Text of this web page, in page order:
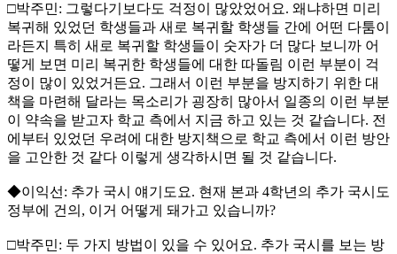
□박주민: 그렇다기보다도 걱정이 많았었어요. 왜냐하면 미리
복귀해 있었던 학생들과 새로 복귀할 학생들 간에 어떤 다툼이
라든지 특히 새로 복귀할 학생들이 숫자가 더 많다 보니까 어
떻게 보면 미리 복귀한 학생들에 대한 따돌림 이런 부분이 걱
정이 많이 있었거든요. 그래서 이런 부분을 방지하기 위한 대
책을 마련해 달라는 목소리가 굉장히 많아서 일종의 이런 부분
이 약속을 받고자 학교 측에서 지금 하고 있는 것 같습니다. 전
에부터 있었던 우려에 대한 방지책으로 학교 측에서 이런 방안
을 고안한 것 같다 이렇게 생각하시면 될 것 같습니다.
◆이익선: 추가 국시 얘기도요. 현재 본과 4학년의 추가 국시도
정부에 건의, 이거 어떻게 돼가고 있습니까?
□박주민: 두 가지 방법이 있을 수 있어요. 추가 국시를 보는 방